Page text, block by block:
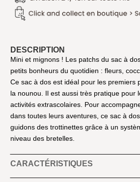
DESCRIPTION
Mini et mignons ! Les patchs du sac à
petits bonheurs du quotidien : fleurs,
Ce sac à dos est idéal pour les premiers
la nounou. Il est aussi très pratique pour
activités extrascolaires. Pour
dans toutes leurs aventures, ce sac à
guidons des trottinettes grâce à un
niveau des bretelles.
CARACTÉRISTIQUES